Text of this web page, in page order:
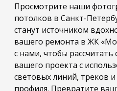
Просмотрите наши
потолков в Санкт-
станут источником
вашего ремонта в ЖК
с нами, чтобы рассчитать
вашего проекта с
световых линий, треков
профиля. Превратите